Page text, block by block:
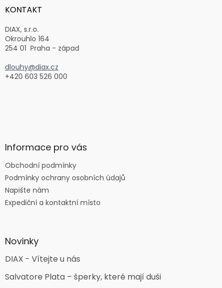
aKONTAKT
DIAX, s.r.o.
Okrouhlo 164
254 01 Praha - západ
dlouhy@diax.cz
+420 603 526 000
Informace pro vás
Obchodní podmínky
Podmínky ochrany osobních údajů
Napište nám
Expediční a kontaktní místo
Novinky
DIAX - Vítejte u nás
Salvatore Plata – šperky, které mají duši